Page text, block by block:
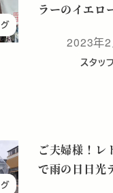
ラーのイエロ
投稿日
2023年
スタッ
ご夫婦様！レ
で雨の日日光